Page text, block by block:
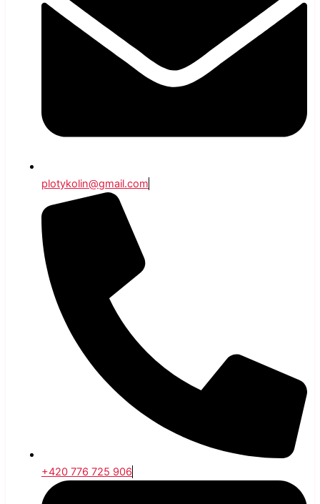
plotykolin@gmail.com
+420 776 725 906